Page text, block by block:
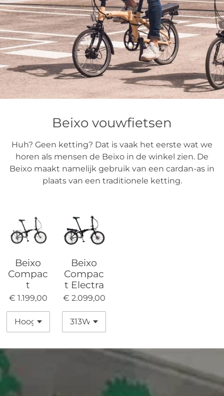
Beixo vouwfietsen
Huh? Geen ketting? Dat is vaak het eerste wat we
horen als mensen de Beixo in de winkel zien. De
Beixo maakt namelijk gebruik van een cardan-as in
plaats van een traditionele ketting.
Beixo
Compac
t
€ 1.199,00
Beixo
Compac
t Electra
€ 2.099,00